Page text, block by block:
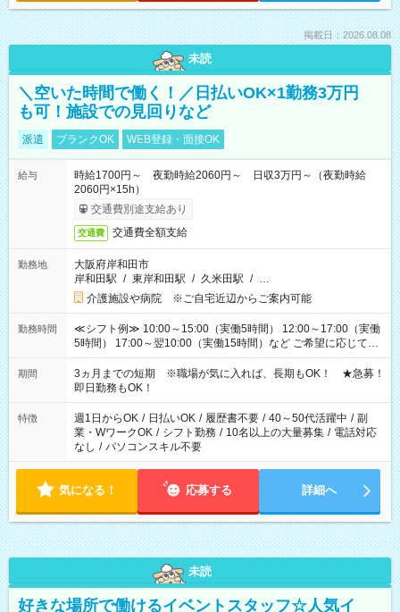
掲載日：2026.08.08
未読
＼空いた時間で働く！／日払いOK×1勤務3万円
も可！施設での見回りなど
派遣 ブランクOK WEB登録・面接OK
給与
時給1700円～ 夜勤時給2060円～ 日収3万円～（夜勤時給
2060円×15h）
交通費別途支給あり
交通費 交通費全額支給
勤務地
大阪府岸和田市
岸和田駅 / 東岸和田駅 / 久米田駅 / …
介護施設や病院 ※ご自宅近辺からご案内可能
勤務時間
≪シフト例≫ 10:00～15:00（実働5時間） 12:00～17:00（実働
5時間） 17:00～翌10:00（実働15時間）など ご希望に応じて、
働く時間は調整できます！ お気軽に担当へ相談ください！
期間
3ヵ月までの短期 ※職場が気に入れば、長期もOK！ ★急募！
即日勤務もOK！
特徴 週1日からOK / 日払いOK / 履歴書不要 / 40～50代活躍中 / 副
業・WワークOK / シフト勤務 / 10名以上の大量募集 / 電話対応
なし / パソコンスキル不要
気になる！ 応募する 詳細へ
未読
好きな場所で働けるイベントスタッフ☆人気イ